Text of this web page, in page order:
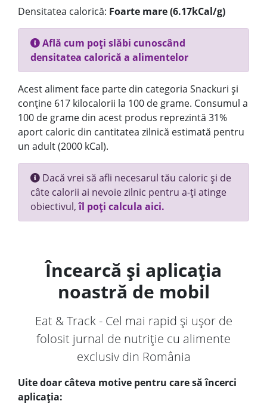
Densitatea calorică: Foarte mare (6.17kCal/g)
Află cum poți slăbi cunoscând
densitatea calorică a alimentelor
Acest aliment face parte din categoria Snackuri și
conține 617 kilocalorii la 100 de grame. Consumul a
100 de grame din acest produs reprezintă 31%
aport caloric din cantitatea zilnică estimată pentru
un adult (2000 kCal).
Dacă vrei să afli necesarul tău caloric și de
câte calorii ai nevoie zilnic pentru a-ți atinge
obiectivul,îl poți calcula aici.
Încearcă și aplicația
noastră de mobil
Eat & Track - Cel mai rapid și ușor de
folosit jurnal de nutriție cu alimente
exclusiv din România
Uite doar câteva motive pentru care să încerci
aplicația: